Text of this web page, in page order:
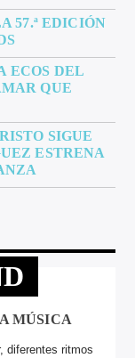
57.ª EDICIÓN
ECOS DEL
QUE
SIGUE
ESTRENA
MÚSICA
diferentes ritmos